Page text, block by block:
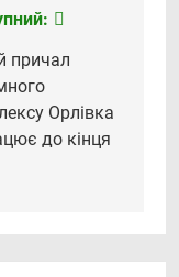
причал
Орлівка
до кінця